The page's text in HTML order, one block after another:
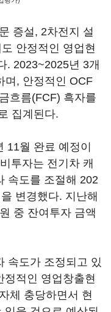
증설, 2차전지 설
안정적인 영업현
. 2023~2025년 3개
며, 안정적인 OCF
흐름(FCF) 흑자를
집계된다.
11월 완료 예정이
투자는 전기차 캐
속도를 조절해 202
변경했다. 지난해
중 잔여투자 금액
속도가 조정되고 있
정적인 영업창출현
체 충당하면서 현